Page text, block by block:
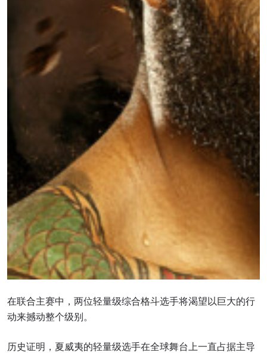
在联合主赛中，两位轻量级综合格斗选手将渴望以巨大的行
动来撼动整个级别。
历史证明，夏威夷的轻量级选手在全球舞台上一直占据主导